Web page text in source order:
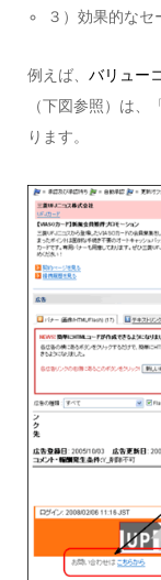
３）効果的なセ
例えば、 バリュー
（下図参照）は
ります。